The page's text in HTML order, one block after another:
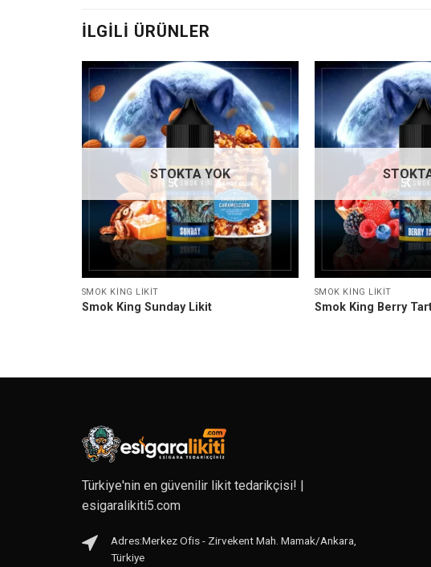
İLGILI ÜRÜNLER
İstek
listene
ekle
STOKTA YOK
SMOK KING LIKIT
Smok King Sunday Likit
SMOK KING LIKIT
Smok King Berry
Türkiye'nin en güvenilir likit tedarikçisi! |
esigaralikiti5.com
Adres:Merkez Ofis - Zirvekent Mah. Mamak/Ankara,
Türkiye